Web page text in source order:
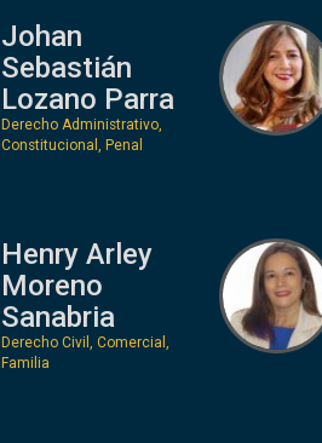
Johan
Sebastián
Lozano Parra
Derecho Administrativo,
Constitucional, Penal
Henry Arley
Moreno
Sanabria
Derecho Civil, Comercial,
Familia